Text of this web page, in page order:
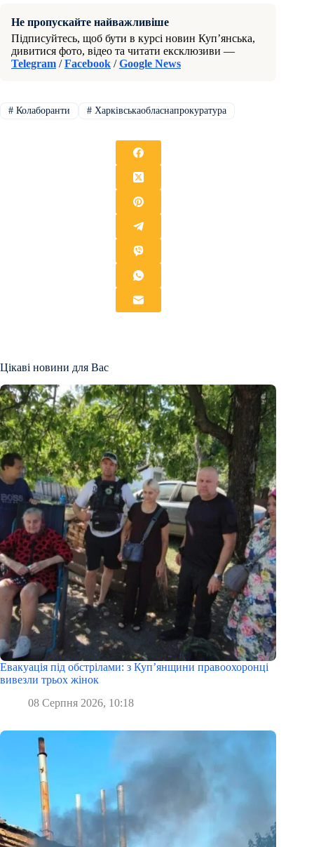
Не пропускайте найважливіше
Підписуйтесь, щоб бути в курсі новин Куп’янська,
дивитися фото, відео та читати ексклюзиви —
Telegram /Facebook /Google News
#Колаборанти #Харківськаобласнапрокуратура
Цікаві новини для Вас
Евакуація під обстрілами: з Куп’янщини правоохоронці
вивезли трьох жінок
08 Серпня 2026, 10:18